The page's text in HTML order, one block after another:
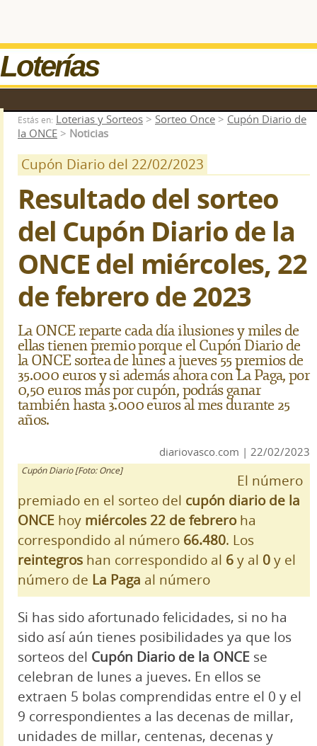
Loterías
Estás en: Loterias y Sorteos > Sorteo Once > Cupón Diario de
la ONCE > Noticias
Cupón Diario del 22/02/2023
Resultado del sorteo
del Cupón Diario de la
ONCE del miércoles, 22
de febrero de 2023
La ONCE reparte cada día ilusiones y miles de
ellas tienen premio porque el Cupón Diario de
la ONCE sortea de lunes a jueves 55 premios de
35.000 euros y si además ahora con La Paga, por
0,50 euros más por cupón, podrás ganar
también hasta 3.000 euros al mes durante 25
años.
diariovasco.com | 22/02/2023
Cupón Diario [Foto: Once]
El número
premiado en el sorteo del cupón diario de la
ONCE hoy miércoles 22 de febreroha
correspondido al número 66.480. Los
reintegros han correspondido al 6y al 0y el
número de La Paga al número
Si has sido afortunado felicidades, si no ha
sido así aún tienes posibilidades ya que los
sorteos del Cupón Diario de la ONCE se
celebran de lunes a jueves. En ellos se
extraen 5 bolas comprendidas entre el 0 y el
9 correspondientes a las decenas de millar,
unidades de millar, centenas, decenas y